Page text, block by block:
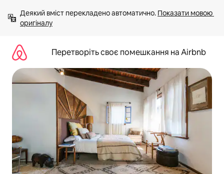
вмісту
Деякий вміст перекладено автоматично. Показати мовою
оригіналу
Перетворіть своє помешкання на Airbnb